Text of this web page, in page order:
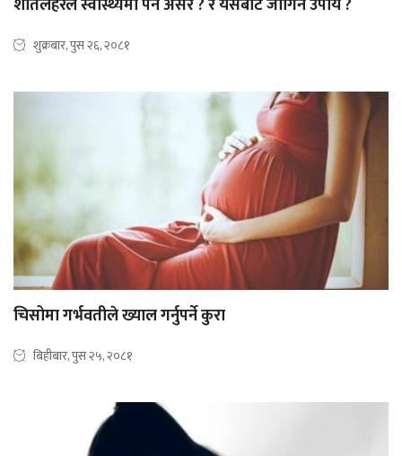
शुक्रबार, पुस २६, २०८१
चिसोमा गर्भवतीले ख्याल गर्नुपर्ने कुरा
बिहीबार, पुस २५, २०८१